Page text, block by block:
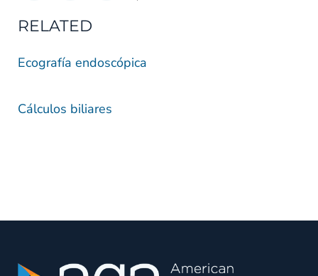
RELATED
Ecografía endoscópica
Cálculos biliares